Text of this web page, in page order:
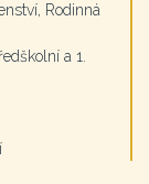
Rodinná
a 1.